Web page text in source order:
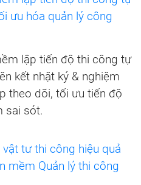
ưu hóa quản lý công
lập tiến độ thi công tự
kết nhật ký & nghiệm
theo dõi, tối ưu tiến độ
sai sót.
vật tư thi công hiệu quả
mềm Quản lý thi công